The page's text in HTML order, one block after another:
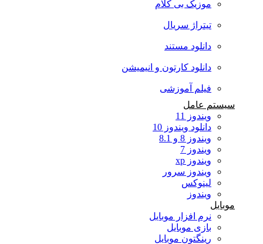
موزیک بی کلام
تیتراژ سریال
دانلود مستند
دانلود کارتون و انیمیشن
فیلم آموزشی
سیستم عامل
ویندوز 11
دانلود ویندوز 10
ویندوز 8 و 8.1
ویندوز 7
ویندوز xp
ویندوز سرور
لینوکس
ویندوز
موبایل
نرم افزار موبایل
بازی موبایل
رینگتون موبایل